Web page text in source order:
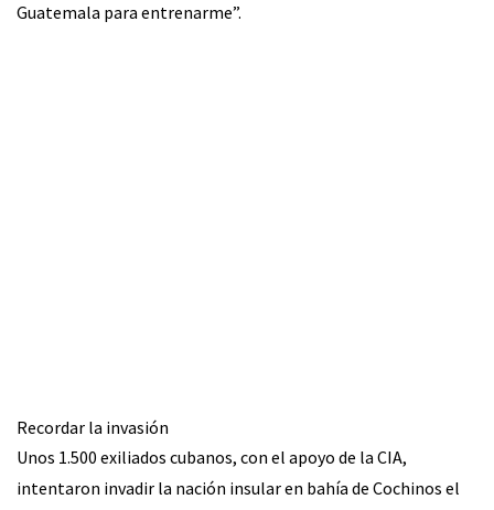
Guatemala para entrenarme”.
Recordar la invasión
Unos 1.500 exiliados cubanos, con el apoyo de la CIA,
intentaron invadir la nación insular en bahía de Cochinos el